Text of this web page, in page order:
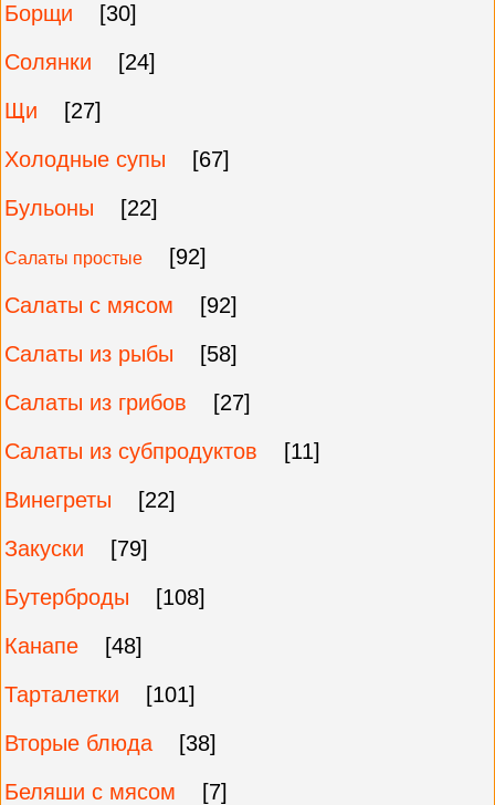
Борщи
[30]
Солянки
[24]
Щи
[27]
Холодные супы
[67]
Бульоны
[22]
Салаты простые
[92]
Салаты с мясом
[92]
Салаты из рыбы
[58]
Салаты из грибов
[27]
Салаты из субпродуктов
[11]
Винегреты
[22]
Закуски
[79]
Бутерброды
[108]
Канапе
[48]
Тарталетки
[101]
Вторые блюда
[38]
Беляши с мясом
[7]